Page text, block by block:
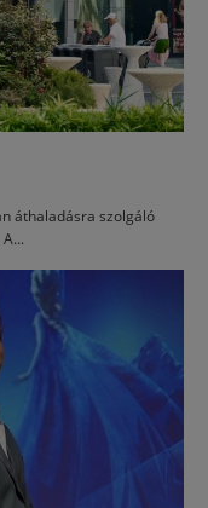
áthaladásra szolgáló